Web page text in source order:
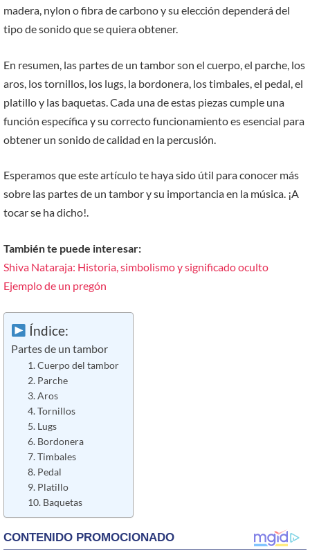
madera, nylon o fibra de carbono y su elección dependerá del
tipo de sonido que se quiera obtener.
En resumen, las partes de un tambor son el cuerpo, el parche, los
aros, los tornillos, los lugs, la bordonera, los timbales, el pedal, el
platillo y las baquetas. Cada una de estas piezas cumple una
función específica y su correcto funcionamiento es esencial para
obtener un sonido de calidad en la percusión.
Esperamos que este artículo te haya sido útil para conocer más
sobre las partes de un tambor y su importancia en la música. ¡A
tocar se ha dicho!.
También te puede interesar:
Shiva Nataraja: Historia, simbolismo y significado oculto
Ejemplo de un pregón
Índice:
Partes de un tambor
1. Cuerpo del tambor
2. Parche
3. Aros
4. Tornillos
5. Lugs
6. Bordonera
7. Timbales
8. Pedal
9. Platillo
10. Baquetas